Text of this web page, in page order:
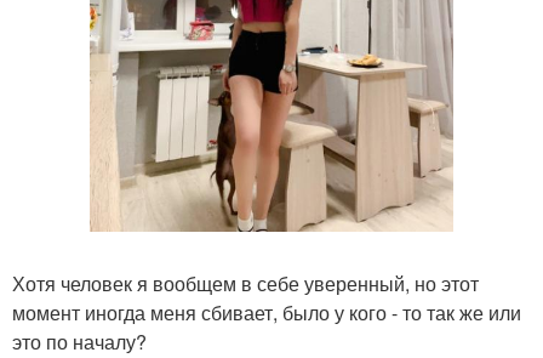
Хотя человек я вообщем в себе уверенный, но этот
момент иногда меня сбивает, было у кого - то так же или
это по началу?